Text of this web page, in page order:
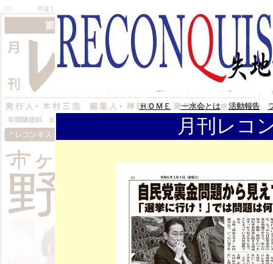
ＨＯＭＥ 一水会とは 活動報告
月刊レコ